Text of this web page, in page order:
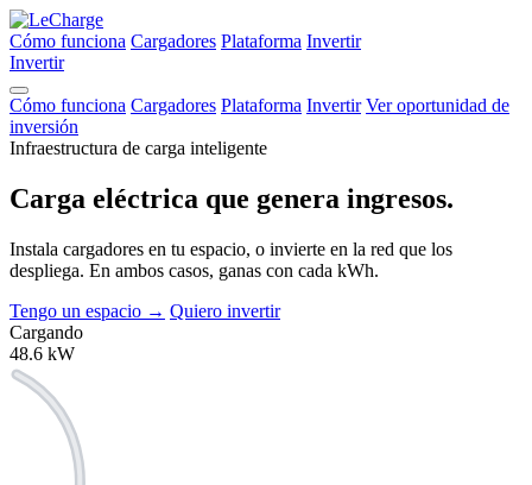
Cómo funciona Cargadores Plataforma Invertir
Invertir
Cómo funciona Cargadores Plataforma Invertir Ver oportunidad de
inversión
Infraestructura de carga inteligente
Carga eléctrica que genera ingresos.
Instala cargadores en tu espacio, o invierte en la red que los
despliega. En ambos casos, ganas con cada kWh.
Tengo un espacio → Quiero invertir
Cargando
48.6 kW